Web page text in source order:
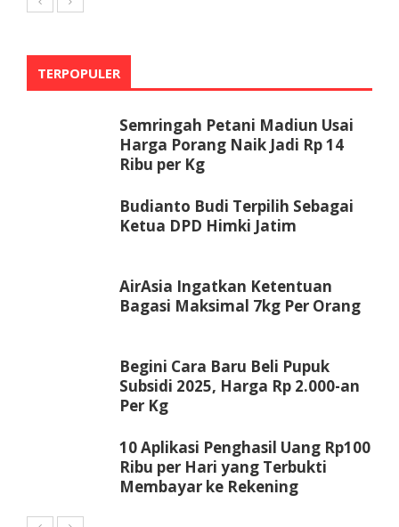
TERPOPULER
Semringah Petani Madiun Usai
Harga Porang Naik Jadi Rp 14
Ribu per Kg
Budianto Budi Terpilih Sebagai
Ketua DPD Himki Jatim
AirAsia Ingatkan Ketentuan
Bagasi Maksimal 7kg Per Orang
Begini Cara Baru Beli Pupuk
Subsidi 2025, Harga Rp 2.000-an
Per Kg
10 Aplikasi Penghasil Uang Rp100
Ribu per Hari yang Terbukti
Membayar ke Rekening